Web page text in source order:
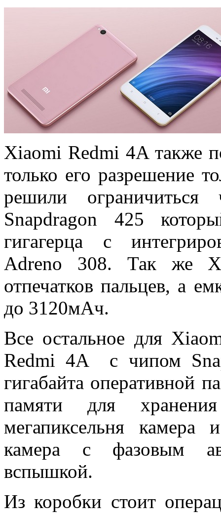
Xiaomi Redmi 4A также
только его разрешение
решили ограничиться
Snapdragon 425
гигагерца с
Adreno 308. Так же
отпечатков пальцев, а
до 3120мАч.
Все остальное для
Redmi 4A с чипом
гигабайта оперативной
памяти для
мегапиксельня камера
камера с фазовым
вспышкой.
Из коробки стоит